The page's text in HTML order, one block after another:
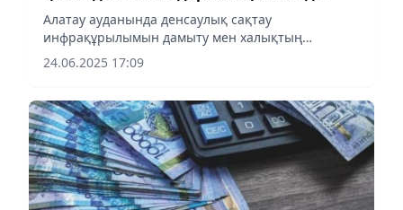
Алатау ауданында денсаулық сақтау
инфрақұрылымын дамыту мен халықтың
әлеуметтік осал топтарын кешенді қолдау негізгі
бағыттың біріне айналды. Аудан әкімдігі жаңа
24.06.2025 17:09